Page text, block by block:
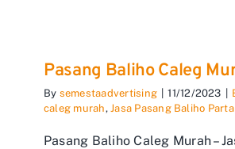
Pasang Baliho Caleg
By semestaadvertising 11/12/2023
caleg murah, Jasa Pasang Baliho
Pasang Baliho Caleg Murah –